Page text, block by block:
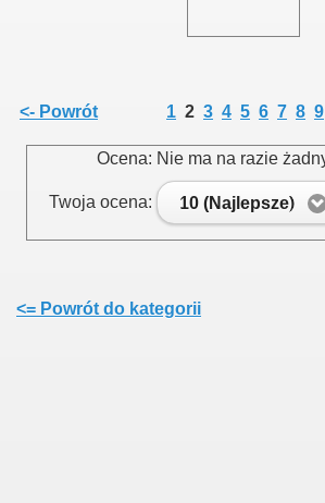
<- Powrót 1 2 3 4 5 6 7 8 9
Ocena: Nie ma na razie
Twoja ocena: 10 (Najlepsze)
<= Powrót do kategorii